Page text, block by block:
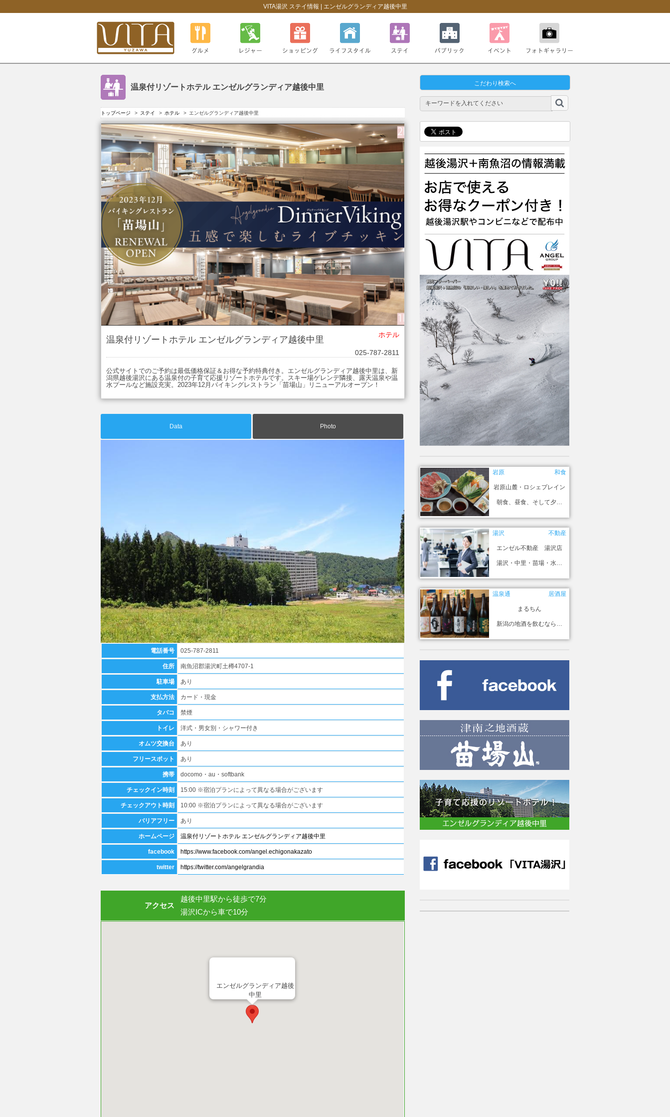
VITA湯沢 ステイ情報 | エンゼルグランディア越後中里
温泉付リゾートホテル エンゼルグランディア越後中里
トップページ ステイ ホテル エンゼルグランディア越後中里
ホテル
温泉付リゾートホテル エンゼルグランディア越後中里
025-787-2811
公式サイトでのご予約は最低価格保証＆お得な予約特典付き。エンゼルグランディア越後中里は、新
潟県越後湯沢にある温泉付の子育て応援リゾートホテルです。スキー場ゲレンデ隣接、露天温泉や温
水プールなど施設充実。2023年12月バイキングレストラン「苗場山」リニューアルオープン！
Data Photo
電話番号 025-787-2811
住所 南魚沼郡湯沢町土樽4707-1
駐車場 あり
支払方法 カード・現金
タバコ 禁煙
トイレ 洋式・男女別・シャワー付き
オムツ交換台 あり
フリースポット あり
携帯 docomo・au・softbank
チェックイン時刻 15:00 ※宿泊プランによって異なる場合がございます
チェックアウト時刻 10:00 ※宿泊プランによって異なる場合がございます
バリアフリー あり
ホームページ 温泉付リゾートホテル エンゼルグランディア越後中里
facebook https://www.facebook.com/angel.echigonakazato
twitter https://twitter.com/angelgrandia
アクセス
越後中里駅から徒歩で7分
湯沢ICから車で10分
エンゼルグランディア越後
中里
こだわり検索へ
岩原 和食
岩原山麓・ロシェプレイン
朝食、昼食、そして夕…
湯沢 不動産
エンゼル不動産 湯沢店
湯沢・中里・苗場・水…
温泉通 居酒屋
まるちん
新潟の地酒を飲むなら…